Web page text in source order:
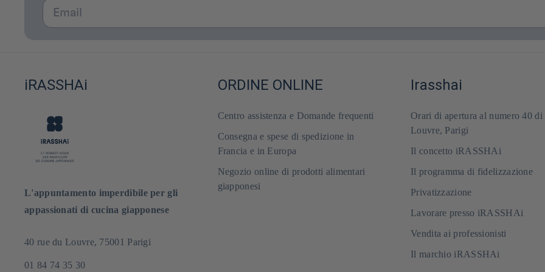
Email
iRASSHAi
L'appuntamento imperdibile per gli
appassionati di cucina giapponese
40 rue du Louvre, 75001 Parigi
01 84 74 35 30
ORDINE ONLINE
Centro assistenza e Domande frequenti
Consegna e spese di spedizione in
Francia e in Europa
Negozio online di prodotti alimentari
giapponesi
Irasshai
Orari di apertura al numero 40 di
Louvre, Parigi
Il concetto iRASSHAi
Il programma di fidelizzazione
Privatizzazione
Lavorare presso iRASSHAi
Vendita ai professionisti
Il marchio iRASSHAi